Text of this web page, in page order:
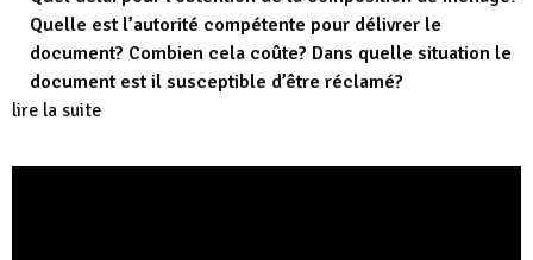
Quelle est l’autorité compétente pour délivrer le
document? Combien cela coûte? Dans quelle situation le
document est il susceptible d’être réclamé?
lire la suite